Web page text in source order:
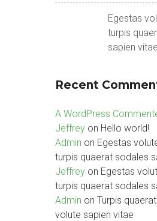
Egestas
turpis
sapien vitae
Recent
A WordPress
Jeffrey on Hello world!
Admin on Egestas
turpis quaerat sodales
Jeffrey on Egestas
turpis quaerat sodales
Admin on Turpis
volute sapien vitae